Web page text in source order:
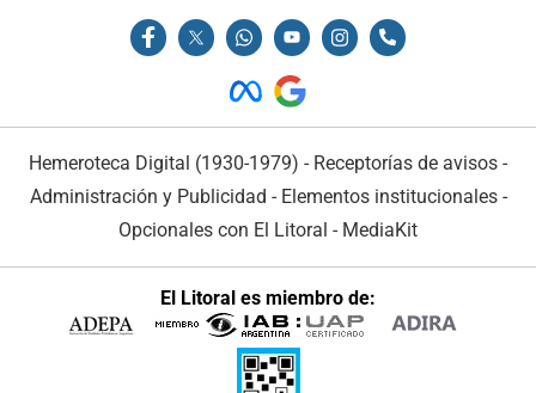
Hemeroteca Digital (1930-1979) - Receptorías de avisos -
Administración y Publicidad - Elementos institucionales-
Opcionales con El Litoral - MediaKit
El Litoral es miembro de: